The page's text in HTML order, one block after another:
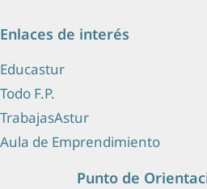
Enlaces de interés
Educastur
Todo F.P.
TrabajasAstur
Aula de Emprendimiento
Punto de